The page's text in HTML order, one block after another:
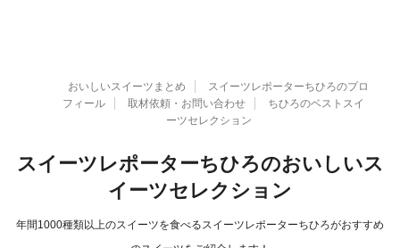
おいしいスイーツまとめ
スイーツレポーターちひろのプロ
フィール
取材依頼・お問い合わせ
ちひろのベストスイ
ーツセレクション
スイーツレポーターちひろのおいしいス
イーツセレクション
年間1000種類以上のスイーツを食べるスイーツレポーターちひろがおすすめ